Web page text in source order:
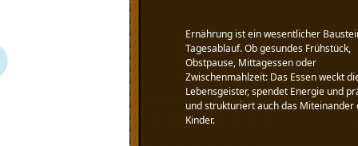
Ernährung ist ein wesentlicher
Tagesablauf. Ob gesundes Frühstück,
Obstpause, Mittagessen oder
Zwischenmahlzeit: Das Essen weckt
Lebensgeister, spendet Energie und
und strukturiert auch das Miteinander
Kinder.